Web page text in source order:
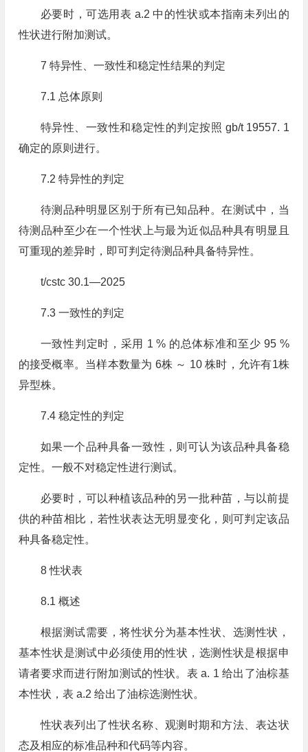
必要时，可选用表 a.2 中的性状或本指南未列出的
性状进行附加测试。
7 特异性、一致性和稳定性结果的判定
7.1 总体原则
特异性、一致性和稳定性的判定按照 gb/t 19557. 1
确定的原则进行。
7.2 特异性的判定
待测品种明显区别于所有已知品种。在测试中，当
待测品种至少在一个性状上与最为近似品种具有明显且
可重现的差异时，即可判定待测品种具备特异性。
t/cstc 30.1—2025
7.3 一致性的判定
一致性判定时，采用 1 % 的总体标准和至少 95 %
的接受概率。当样本数量为 6株 ～ 10 株时，允许有1株
异型株。
7.4 稳定性的判定
如果一个品种具备一致性，则可认为该品种具备稳
定性。一般不对稳定性进行测试。
必要时，可以种植该品种的另一批种苗，与以前提
供的种苗相比，若性状表达无明显变化，则可判定该品
种具备稳定性。
8 性状表
8.1 概述
根据测试需要，将性状分为基本性状、选测性状，
基本性状是测试中必须使用的性状，选测性状是根据申
请者要求而进行附加测试的性状。表 a. 1 给出了油棕基
本性状，表 a.2 给出了油棕选测性状。
性状表列出了性状名称、观测时期和方法、表达状
态及相应的标准品种和代码等内容。